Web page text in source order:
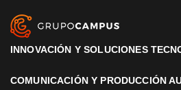
INNOVACIÓN Y SOLUCIONES
COMUNICACIÓN Y PRODUCCIÓN